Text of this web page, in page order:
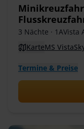
3 Nächte · 1AVista
KarteMS
Termine & Preise